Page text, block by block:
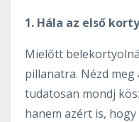
1. Hála az első
Mielőtt
pillanatra. Nézd meg
tudatosan mondj
hanem azért is,